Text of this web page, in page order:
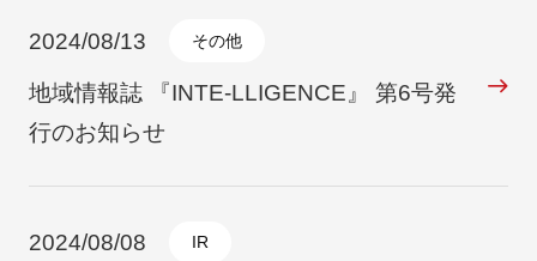
2024/08/13 その他
地域情報誌 『INTE-LLIGENCE』 第6号発
行のお知らせ
2024/08/08 IR